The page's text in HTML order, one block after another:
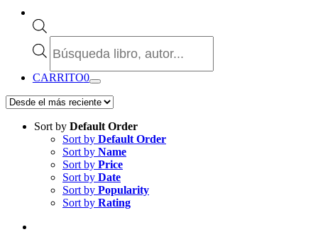
de
CARRITO0
Sort by Default Order
Sort by Default Order
Sort by Name
Sort by Price
Sort by Date
Sort by Popularity
Sort by Rating